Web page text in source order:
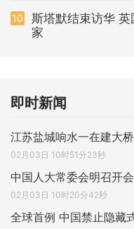
10
斯塔默结束访华
家
即时新闻
江苏盐城响水一在建大
02月03日 10时51分23秒
中国人大常委会明召开
02月03日 10时20分42秒
全球首例 中国禁止隐藏